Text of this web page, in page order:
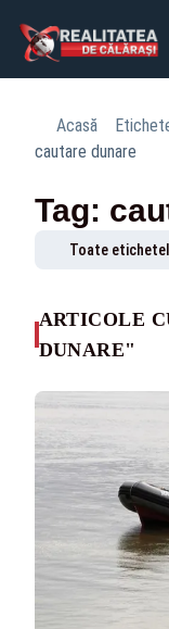
Acasă
cautare dunare
Tag:
Toate
ARTICOLE
DUNARE"